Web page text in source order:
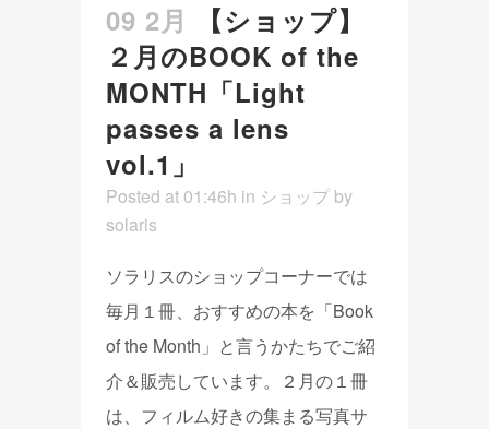
09 2月
【ショップ】
２月のBOOK of the
MONTH「Light
passes a lens
vol.1」
Posted at 01:46h in ショップ by
solaris
ソラリスのショップコーナーでは
毎月１冊、おすすめの本を「Book
of the Month」と言うかたちでご紹
介＆販売しています。２月の１冊
は、フィルム好きの集まる写真サ